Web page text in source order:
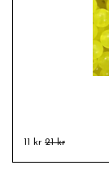
11 kr 21 kr